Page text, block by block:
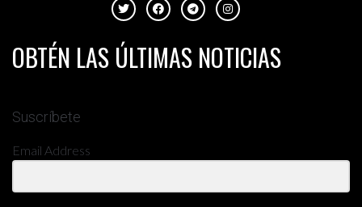
OBTÉN LAS ÚLTIMAS NOTICIAS
Suscríbete
Email Address